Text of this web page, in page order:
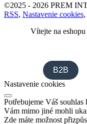
©2025 - 2026 PREM
RSS, Nastavenie cookies,
Vítejte na eshopu
B2B
Nastavenie cookies
Potřebujeme Váš
Vám mimo jiné mohli
Zde máte možnost